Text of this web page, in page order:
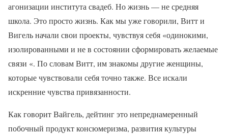
агонизации института свадеб. Но жизнь — не средняя
школа. Это просто жизнь. Как мы уже говорили, Витт и
Вигель начали свои проекты, чувствуя себя «одинокими,
изолированными и не в состоянии сформировать желаемые
связи «. По словам Витт, им знакомы другие женщины,
которые чувствовали себя точно также. Все искали
искренние чувства привязанности.
Как говорит Вайгель, дейтинг это непреднамеренный
побочный продукт консюмеризма, развития культуры